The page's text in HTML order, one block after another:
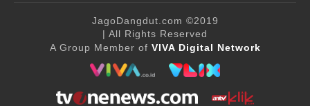
JagoDangdut.com ©2019
| All Rights Reserved
A Group Member of VIVA Digital Network